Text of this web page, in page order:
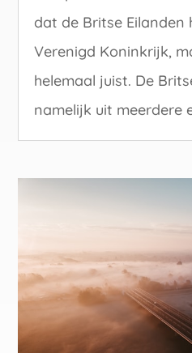
dat de Britse Eilanden
Verenigd Koninkrijk,
helemaal juist. De
namelijk uit meerdere